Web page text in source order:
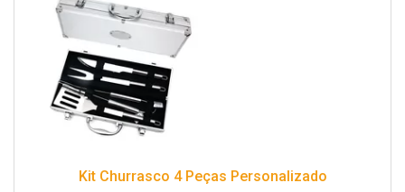
Kit Churrasco 4 Peças Personalizado